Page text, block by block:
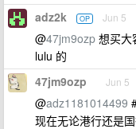
adz2k OP Jun 5
@47jm9ozp 想买大
lulu 的
47jm9ozp Jun 5
@adz1181014499
现在无论港行还是